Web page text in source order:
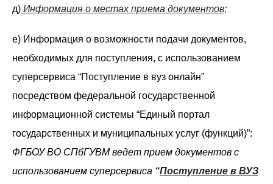
д) Информация о местах приема документов;
е) Информация о возможности подачи документов,
необходимых для поступления, с использованием
суперсервиса “Поступление в вуз онлайн”
посредством федеральной государственной
информационной системы “Единый портал
государственных и муниципальных услуг (функций)”:
ФГБОУ ВО СПбГУВМ ведет прием документов с
использованием суперсервиса “Поступление в ВУЗ